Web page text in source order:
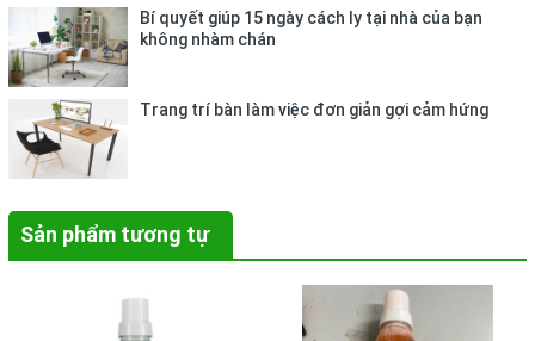
Bí quyết giúp 15 ngày cách ly tại nhà của bạn
không nhàm chán
Trang trí bàn làm việc đơn giản gợi cảm hứng
Sản phẩm tương tự